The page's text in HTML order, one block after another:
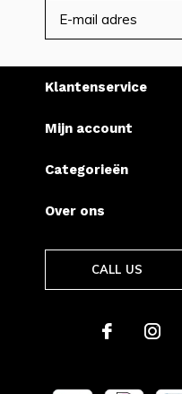
Klantenservice
Mijn account
Categorieën
Over ons
CALL US